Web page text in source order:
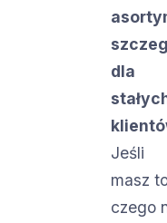
dla
Jeśli
masz
czego